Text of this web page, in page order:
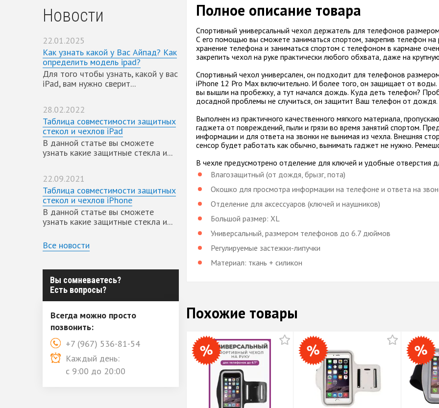
Новости
22.01.2025
Как узнать какой у Вас Айпад? Как
определить модель ipad?
Для того чтобы узнать, какой у вас
iPad, вам нужно сверит...
28.02.2022
Таблица совместимости защитных
стекол и чехлов iPad
В данной статье вы сможете
узнать какие защитные стекла и...
22.09.2021
Таблица совместимости защитных
стекол и чехлов iPhone
В данной статье вы сможете
узнать какие защитные стекла и...
Все новости
Вы сомневаетесь?
Есть вопросы?
Всегда можно просто
позвонить:
+7 (967) 536-81-54
Каждый день:
с 9:00 до 20:00
Полное описание товара
Спортивный универсальный чехол держатель для телефонов
С его помощью вы сможете заниматься спортом, закрепив телефон
хранение телефона и заниматься спортом с телефоном в кармане
закрепить чехол на руке практически любого обхвата, даже на
Спортивный чехол универсален, он подходит для телефонов
iPhone 12 Pro Max включительно. И более того, он защищает от
вы вышли на пробежку, а тут начался дождь. Куда деть телефон?
досадной проблемы не случиться, он защитит Ваш телефон от дождя.
Выполнен из практичного качественного мягкого материала,
гаджета от повреждений, пыли и грязи во время занятий спортом.
информации и для ответа на звонки не вынимая из чехла. Внешняя
сенсор будет работать как обычно, вынимать гаджет не нужно.
В чехле предусмотрено отделение для ключей и удобные отверстия
Влагозащитный (от дождя, брызг, пота)
Окошко для просмотра информации на телефоне и ответа на
Отделение для аксессуаров (ключей и наушников)
Большой размер: XL
Универсальный, размером телефонов до 6.7 дюймов
Регулируемые застежки-липучки
Материал: ткань + силикон
Похожие товары